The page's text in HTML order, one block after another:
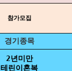
참가모집
경기종목
2년미만
테린이혼복